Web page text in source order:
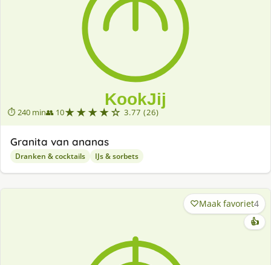
⏱ 240 min👥 10★★★★☆ 3.77 (26)
Granita van ananas
Dranken & cocktails IJs & sorbets
Maak favoriet4
👍